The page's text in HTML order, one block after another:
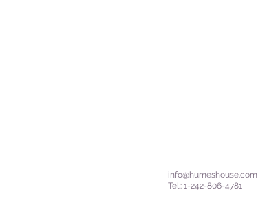
info@humeshouse.com
Tel.: 1-242-806-4781